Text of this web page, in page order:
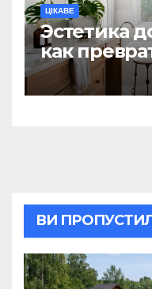
ЦІКАВЕ
Эстетика
как
ВИ